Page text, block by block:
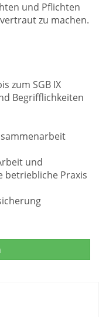
und Pflichten
zu machen.
zum SGB IX
Begrifflichkeiten
und
betriebliche Praxis